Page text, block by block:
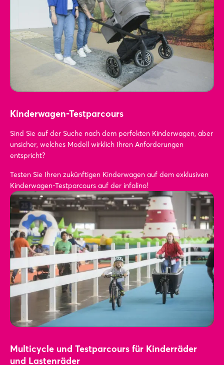
Kinderwagen-Testparcours
Sind Sie auf der Suche nach dem perfekten Kinderwagen, aber
unsicher, welches Modell wirklich Ihren Anforderungen
entspricht?
Testen Sie Ihren zukünftigen Kinderwagen auf dem exklusiven
Kinderwagen-Testparcours auf der infalino!
Multicycle und Testparcours für Kinderräder
und Lastenräder
Einloggen
Passwort vergessen?
Noch nicht angemeldet?
Jetzt registrieren